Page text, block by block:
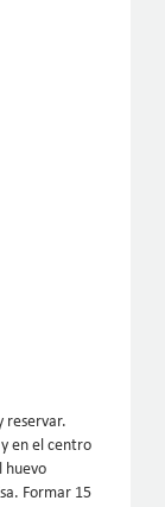
reservar.
en el centro
huevo
Formar 15